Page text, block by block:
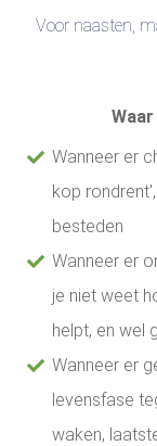
Voor naasten,
Wanneer er
kop
besteden
Wanneer er
je niet weet
helpt, en wel
Wanneer er
levensfase
waken,